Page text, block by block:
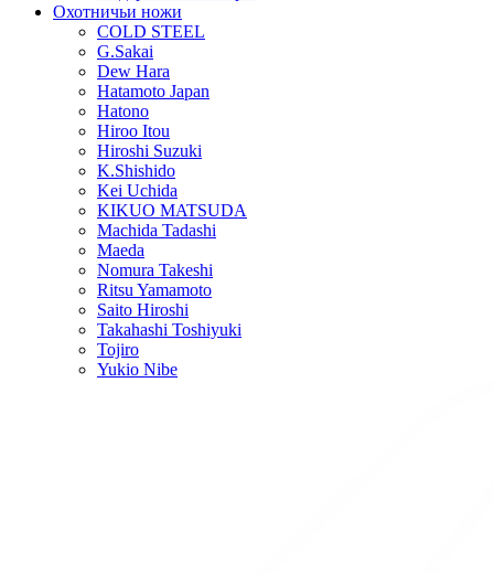
Охотничьи ножи
COLD STEEL
G.Sakai
Dew Hara
Hatamoto Japan
Hatono
Hiroo Itou
Hiroshi Suzuki
K.Shishido
Kei Uchida
KIKUO MATSUDA
Machida Tadashi
Maeda
Nomura Takeshi
Ritsu Yamamoto
Saito Hiroshi
Takahashi Toshiyuki
Tojiro
Yukio Nibe